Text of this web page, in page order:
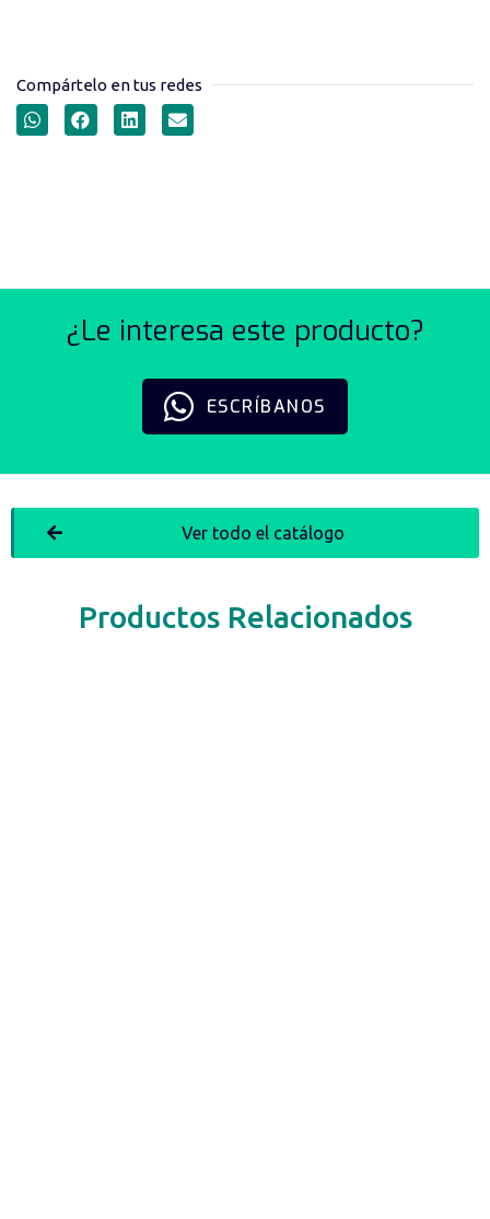
Compártelo en tus redes
¿Le interesa este producto?
ESCRÍBANOS
Productos Relacionados
Ver todo el catálogo